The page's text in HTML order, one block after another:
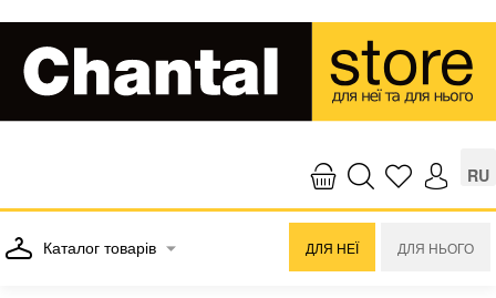
RU
Каталог товарів ДЛЯ НЕЇ ДЛЯ НЬОГО